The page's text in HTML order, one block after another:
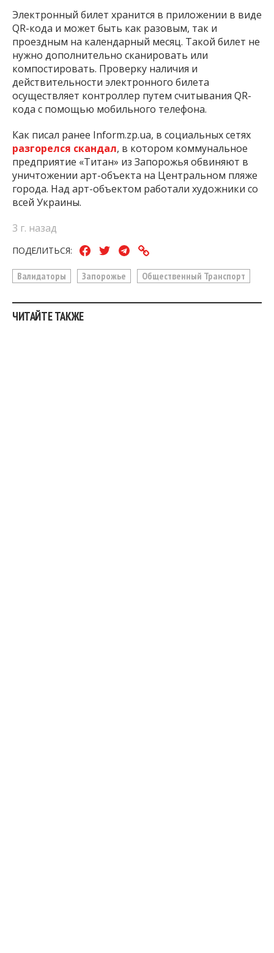
Электронный билет хранится в приложении в виде
QR-кода и может быть как разовым, так и
проездным на календарный месяц. Такой билет не
нужно дополнительно сканировать или
компостировать. Проверку наличия и
действительности электронного билета
осуществляет контроллер путем считывания QR-
кода с помощью мобильного телефона.
Как писал ранее Inform.zp.ua, в социальных сетях
разгорелся скандал, в котором коммунальное
предприятие «Титан» из Запорожья обвиняют в
уничтожении арт-объекта на Центральном пляже
города. Над арт-объектом работали художники со
всей Украины.
3 г. назад
ПОДЕЛИТЬСЯ:
Валидаторы Запорожье Общественный Транспорт
ЧИТАЙТЕ ТАКЖЕ